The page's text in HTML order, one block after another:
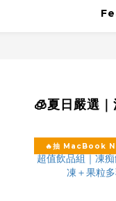
🧊夏日嚴選
🔥抽 MacBook